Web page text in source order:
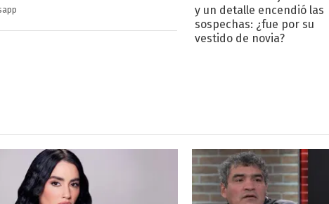
y un detalle encendió las
sospechas: ¿fue por su
vestido de novia?